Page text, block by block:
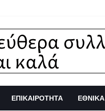
ΕΠΙΚΑΙΡΟΤΗΤΑ ΕΘΝΙΚΑ